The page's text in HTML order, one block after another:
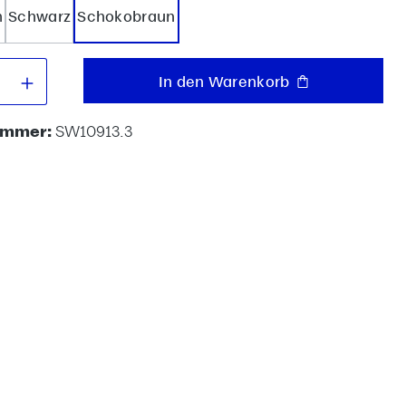
Schwarz Schokobraun
Anzahl: Gib den gewünschten
In den Warenkorb
SW10913.3